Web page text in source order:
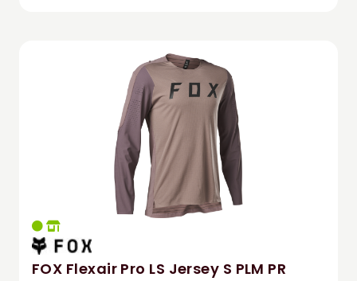
FOX Flexair Pro LS Jersey S PLM PR